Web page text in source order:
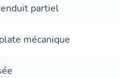
enduit partiel
mécanique